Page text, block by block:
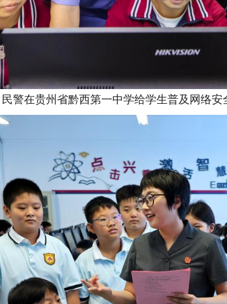
在贵州省黔西第一中学给学生普及网络安